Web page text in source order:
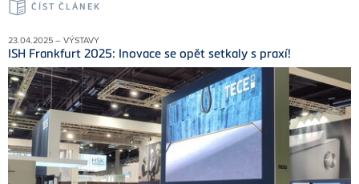
ČÍST ČLÁNEK
23.04.2025 – VÝSTAVY
ISH Frankfurt 2025: Inovace se opět setkaly s praxí!